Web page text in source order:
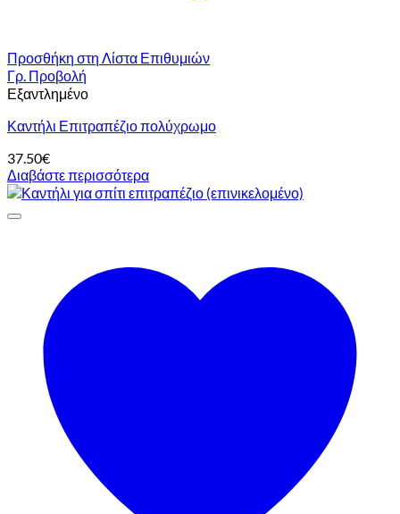
Προσθήκη στη Λίστα Επιθυμιών
Γρ. Προβολή
Εξαντλημένο
Καντήλι Επιτραπέζιο πολύχρωμο
37.50€
Διαβάστε περισσότερα